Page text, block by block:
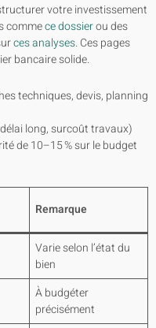
votre investissement
commece dossierou des
ces analyses. Ces pages
bancaire solide.
techniques, devis, planning
long, surcoût travaux)
de 10–15 % sur le budget
Remarque
Varie selon l’état du
bien
À budgéter
précisément